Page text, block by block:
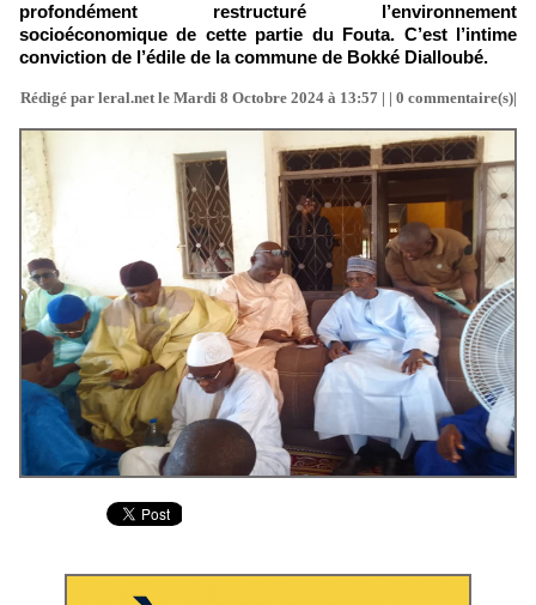
profondément restructuré l’environnement
socioéconomique de cette partie du Fouta. C’est l’intime
conviction de l’édile de la commune de Bokké Dialloubé.
Rédigé par leral.net le Mardi 8 Octobre 2024 à 13:57 | | 0 commentaire(s)|